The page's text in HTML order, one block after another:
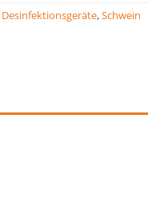
Desinfektionsgeräte,Schwein